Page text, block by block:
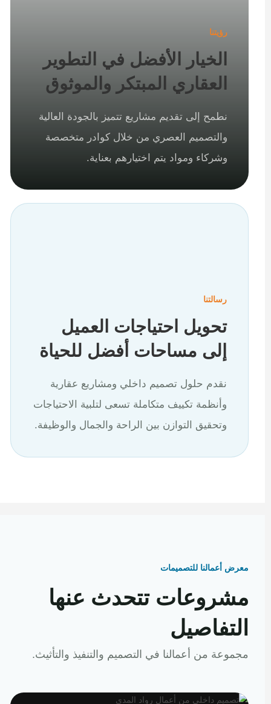
رؤيتنا
الخيار الأفضل في التطوير
العقاري المبتكر والموثوق
نطمح إلى تقديم مشاريع تتميز بالجودة العالية
والتصميم العصري من خلال كوادر متخصصة
وشركاء ومواد يتم اختيارهم بعناية.
رسالتنا
تحويل احتياجات العميل
إلى مساحات أفضل للحياة
نقدم حلول تصميم داخلي ومشاريع عقارية
وأنظمة تكييف متكاملة تسعى لتلبية الاحتياجات
وتحقيق التوازن بين الراحة والجمال والوظيفة.
معرض أعمالنا للتصميمات
مشروعات تتحدث عنها
التفاصيل
مجموعة من أعمالنا في التصميم والتنفيذ والتأثيث.